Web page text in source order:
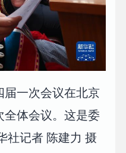
届一次会议在北京
全体会议。这是委
社记者 陈建力 摄